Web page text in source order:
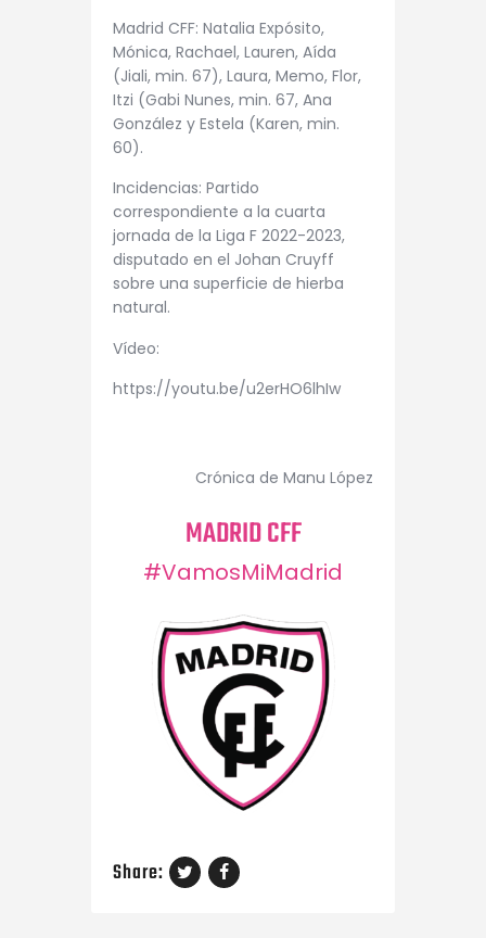
Madrid CFF: Natalia Expósito,
Mónica, Rachael, Lauren, Aída
(Jiali, min. 67), Laura, Memo, Flor,
Itzi (Gabi Nunes, min. 67, Ana
González y Estela (Karen, min.
60).
Incidencias: Partido
correspondiente a la cuarta
jornada de la Liga F 2022-2023,
disputado en el Johan Cruyff
sobre una superficie de hierba
natural.
Vídeo:
https://youtu.be/u2erHO6lhIw
Crónica de Manu López
MADRID CFF
#VamosMiMadrid
Share: